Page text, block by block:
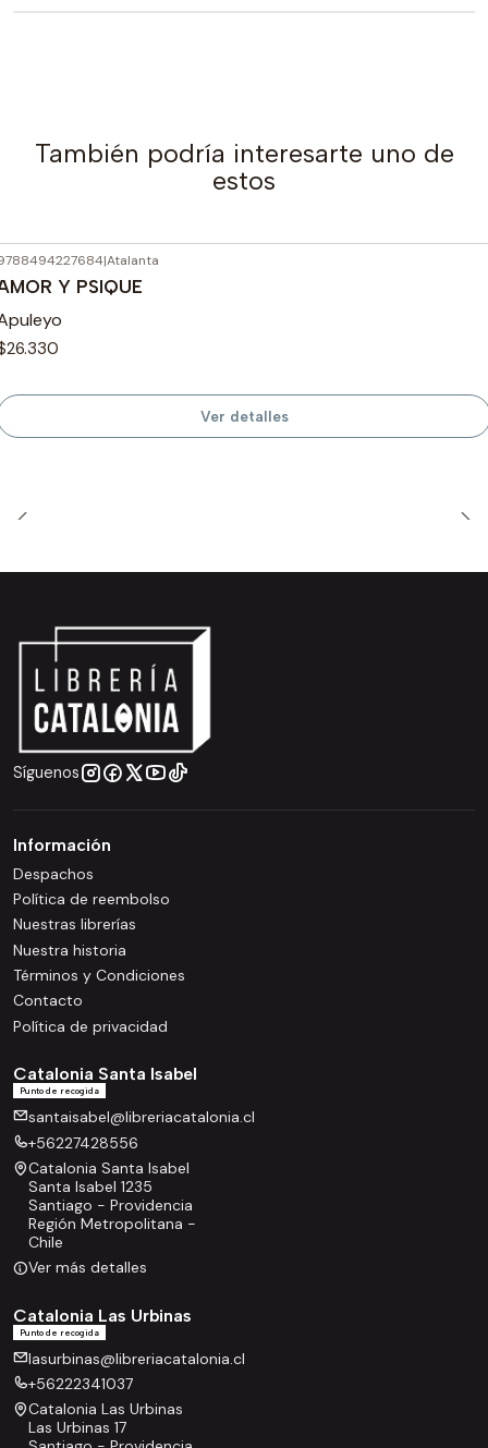
También podría interesarte uno de
estos
Agotado |Atalanta
Y PSIQUE
Ver detalles
Síguenos
Información
Despachos
Política de reembolso
Nuestras librerías
Nuestra historia
Términos y Condiciones
Contacto
Política de privacidad
Catalonia Santa Isabel
Punto de recogida
santaisabel@libreriacatalonia.cl
+56227428556
Catalonia Santa Isabel
Santa Isabel 1235
Santiago - Providencia
Región Metropolitana -
Chile
Ver más detalles
Catalonia Las Urbinas
Punto de recogida
lasurbinas@libreriacatalonia.cl
+56222341037
Catalonia Las Urbinas
Las Urbinas 17